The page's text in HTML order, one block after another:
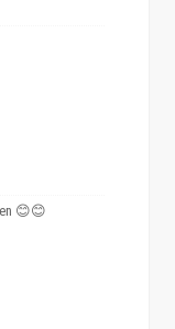
😊😊